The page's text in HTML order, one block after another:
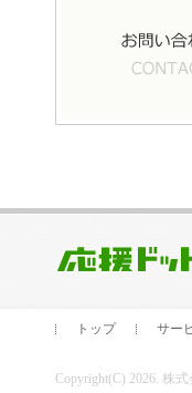
トップ サー
Copyright(C) 2026. 株